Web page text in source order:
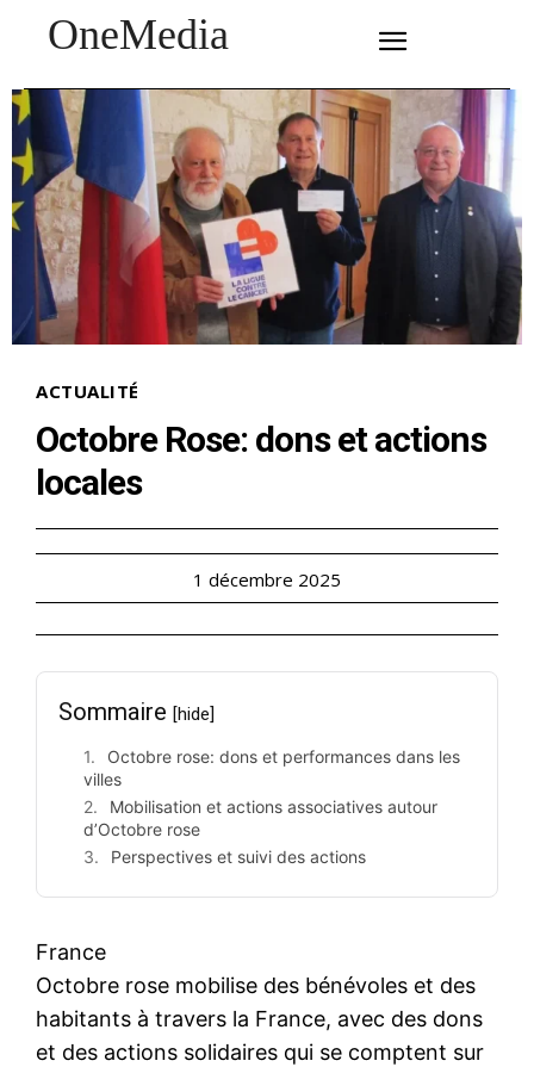
OneMedia
ACTUALITÉ
Octobre Rose: dons et actions
locales
1 décembre 2025
Sommaire [hide]
Octobre rose: dons et performances dans les
villes
Mobilisation et actions associatives autour
d’Octobre rose
Perspectives et suivi des actions
France
Octobre rose mobilise des bénévoles et des
habitants à travers la France, avec des dons
et des actions solidaires qui se comptent sur